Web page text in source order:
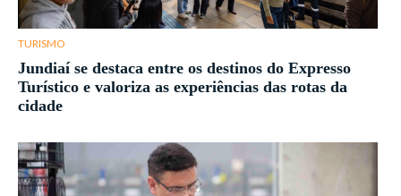
TURISMO
Jundiaí se destaca entre os destinos do Expresso
Turístico e valoriza as experiências das rotas da
cidade